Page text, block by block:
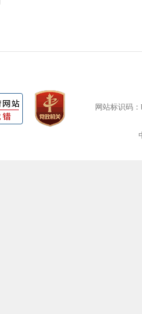
网站标识码